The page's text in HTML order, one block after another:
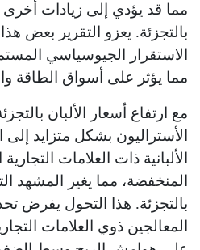
مما قد يؤدي إلى زيادات أخرى
بالتجزئة. يعزو التقرير بعض
الاستقرار الجيوسياسي
مما يؤثر على أسواق الطاقة
مع ارتفاع أسعار الألبان
الأستراليون بشكل متزايد
الألبانية ذات العلامات
المنخفضة، مما يغير المشهد
بالتجزئة. هذا التحول يفرض
المعالجين ذوي العلامات